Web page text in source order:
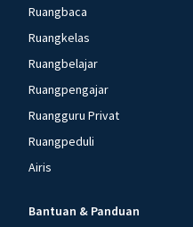
Ruangbaca
Ruangkelas
Ruangbelajar
Ruangpengajar
Ruangguru Privat
Ruangpeduli
Airis
Bantuan & Panduan